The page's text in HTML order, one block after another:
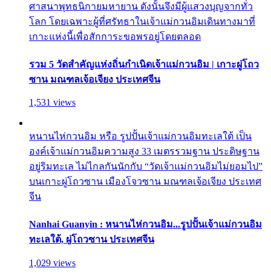
ศาสนาพุทธนิกายมหายาน ดังนั้นจึงมีผู้แสวงบุญจากทั่ว
โลก โดยเฉพาะผู้ที่ศรัทธาในเจ้าแม่กวนอิมเดินทางมาที่
เกาะแห่งนี้เพื่อสักการะขอพรอยู่โดยตลอด
รวม 5 วัดสำคัญแห่งถิ่นกำเนิดเจ้าแม่กวนอิม | เกาะผู่โถว
ซาน มณฑลเจ้อเจียง ประเทศจีน
1,531 views
หนานไห่กวนอิม หรือ รูปปั้นเจ้าแม่กวนอิมทะเลใต้ เป็น
องค์เจ้าแม่กวนอิมความสูง 33 เมตรรวมฐาน ประดิษฐาน
อยู่ริมทะเล ไม่ไกลกันนักกับ “วัดเจ้าแม่กวนอิมไม่ยอมไป”
บนเกาะผู่โถวซาน เมืองโจวซาน มณฑลเจ้อเจียง ประเทศ
จีน
Nanhai Guanyin : หนานไห่กวนอิม...รูปปั้นเจ้าแม่กวนอิม
ทะเลใต้, ผู่โถวซาน ประเทศจีน
1,029 views